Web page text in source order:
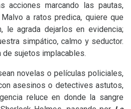
acciones marcando las pautas,
a ratos predica, quiere que
le agrada dejarlos en evidencia;
simpático, calmo y seductor.
de sujetos implacables.
novelas o películas policiales,
asesinos o detectives astutos,
reluce en donde la sangre